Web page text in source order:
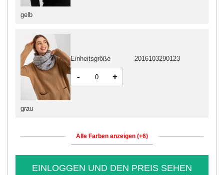
gelb
grau
Einheitsgröße 2016103290123
- +
Alle Farben anzeigen (+6)
EINLOGGEN UND DEN PREIS SEHEN